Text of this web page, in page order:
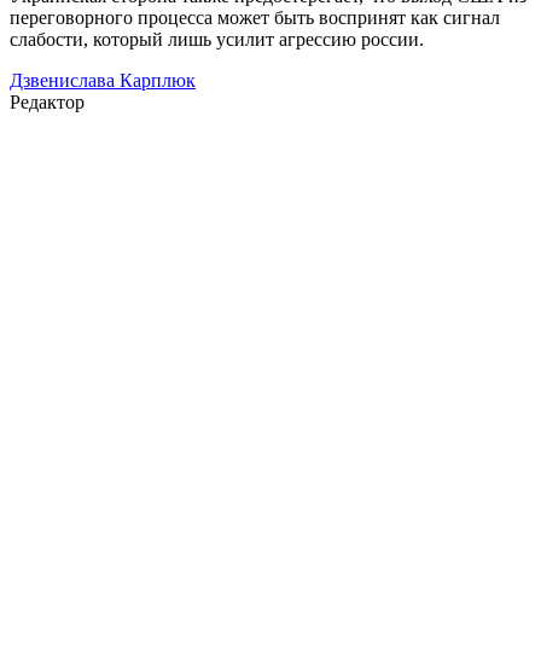
переговорного процесса может быть воспринят как сигнал
слабости, который лишь усилит агрессию россии.
Дзвенислава Карплюк
Редактор